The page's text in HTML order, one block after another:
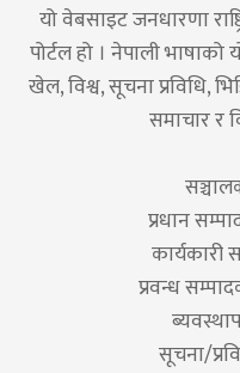
यो वेबसाइट जनधारणा
पोर्टल हो । नेपाली भाषाको
खेल, विश्व, सूचना प्रविधि,
समाचार र
प्रधान
कार्यकारी
प्रवन्ध
सूचना/